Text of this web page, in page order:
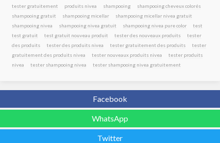
tester gratuitement
produits nivea shampooing
shampooing cheveux colorés
shampooing gratuit
shampooing micellar
shampooing micellar nivea gratuit
shampooing nivea
shampooing nivea gratuit shampooing nivea pure color
test
test gratuit
test gratuit nouveau produit tester des nouveaux produits
tester
des produits
tester des produits nivea tester gratuitement des produits
tester
gratuitement des produits nivea
tester nouveaux produits nivea
tester produits
nivea
tester shampooing nivea tester shampooing nivea gratuitement
Facebook
WhatsApp
Twitter